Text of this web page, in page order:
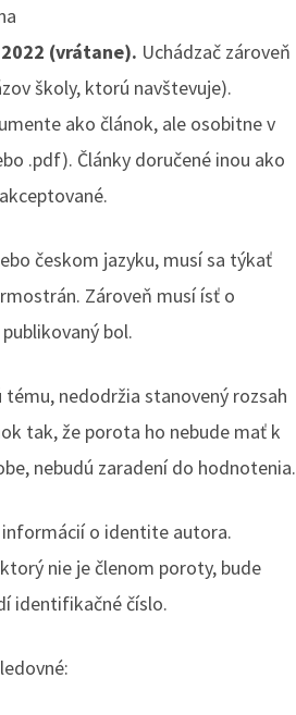
(vrátane). Uchádzač zároveň
školy, ktorú navštevuje).
ako článok, ale osobitne v
.pdf). Články doručené inou ako
českom jazyku, musí sa týkať
Zároveň musí ísť o
bol.
nedodržia stanovený rozsah
tak, že porota ho nebude mať k
nebudú zaradení do hodnotenia.
o identite autora.
nie je členom poroty, bude
identifikačné číslo.